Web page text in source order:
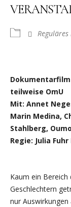
Dokumentarfilm
teilweise OmU
Mit: Annet
Marin Medina,
Stahlberg,
Regie: Julia
Kaum ein
Geschlechtern
nur